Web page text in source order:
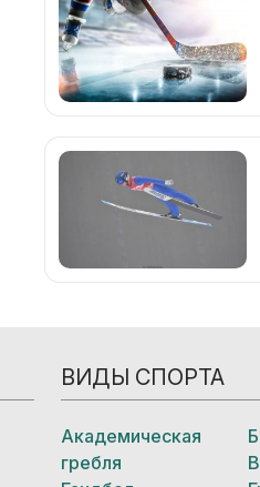
ВИДЫ СПОРТА
Академическая
гребля